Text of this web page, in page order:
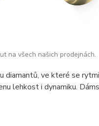
na všech našich prodejnách.
diamantů, ve které se
lehkost i dynamiku.